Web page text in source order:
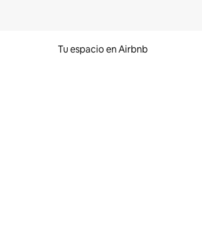
Tu espacio en Airbnb